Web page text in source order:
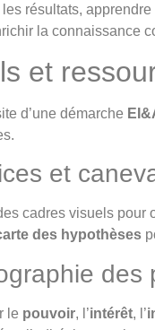
les résultats,
la connaissance
et
d’une démarche
et
cadres visuels pour
des hypothèses
des
le pouvoir, l’intérêt, l’